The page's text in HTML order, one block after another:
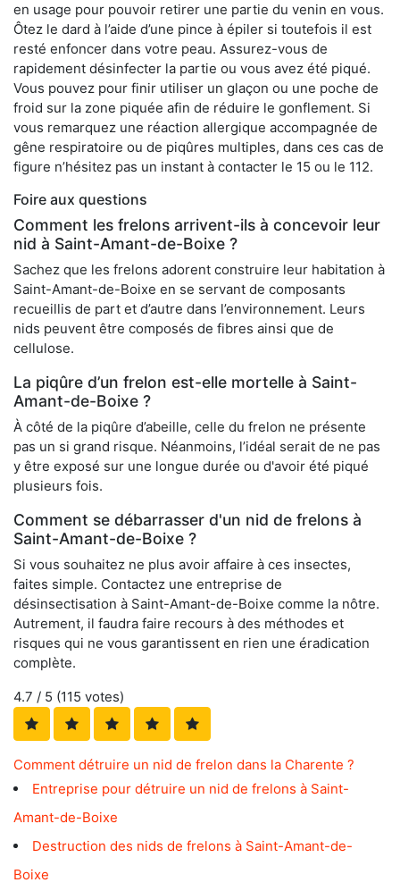
en usage pour pouvoir retirer une partie du venin en vous.
Ôtez le dard à l’aide d’une pince à épiler si toutefois il est
resté enfoncer dans votre peau. Assurez-vous de
rapidement désinfecter la partie ou vous avez été piqué.
Vous pouvez pour finir utiliser un glaçon ou une poche de
froid sur la zone piquée afin de réduire le gonflement. Si
vous remarquez une réaction allergique accompagnée de
gêne respiratoire ou de piqûres multiples, dans ces cas de
figure n’hésitez pas un instant à contacter le 15 ou le 112.
Foire aux questions
Comment les frelons arrivent-ils à concevoir leur
nid à Saint-Amant-de-Boixe ?
Sachez que les frelons adorent construire leur habitation à
Saint-Amant-de-Boixe en se servant de composants
recueillis de part et d’autre dans l’environnement. Leurs
nids peuvent être composés de fibres ainsi que de
cellulose.
La piqûre d’un frelon est-elle mortelle à Saint-
Amant-de-Boixe ?
À côté de la piqûre d’abeille, celle du frelon ne présente
pas un si grand risque. Néanmoins, l’idéal serait de ne pas
y être exposé sur une longue durée ou d'avoir été piqué
plusieurs fois.
Comment se débarrasser d'un nid de frelons à
Saint-Amant-de-Boixe ?
Si vous souhaitez ne plus avoir affaire à ces insectes,
faites simple. Contactez une entreprise de
désinsectisation à Saint-Amant-de-Boixe comme la nôtre.
Autrement, il faudra faire recours à des méthodes et
risques qui ne vous garantissent en rien une éradication
complète.
4.7 / 5 (115 votes)
Comment détruire un nid de frelon dans la Charente ?
Entreprise pour détruire un nid de frelons à Saint-
Amant-de-Boixe
Destruction des nids de frelons à Saint-Amant-de-
Boixe